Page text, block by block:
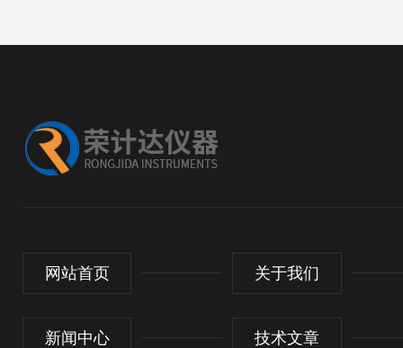
网站首页 关于我们
新闻中心 技术文章